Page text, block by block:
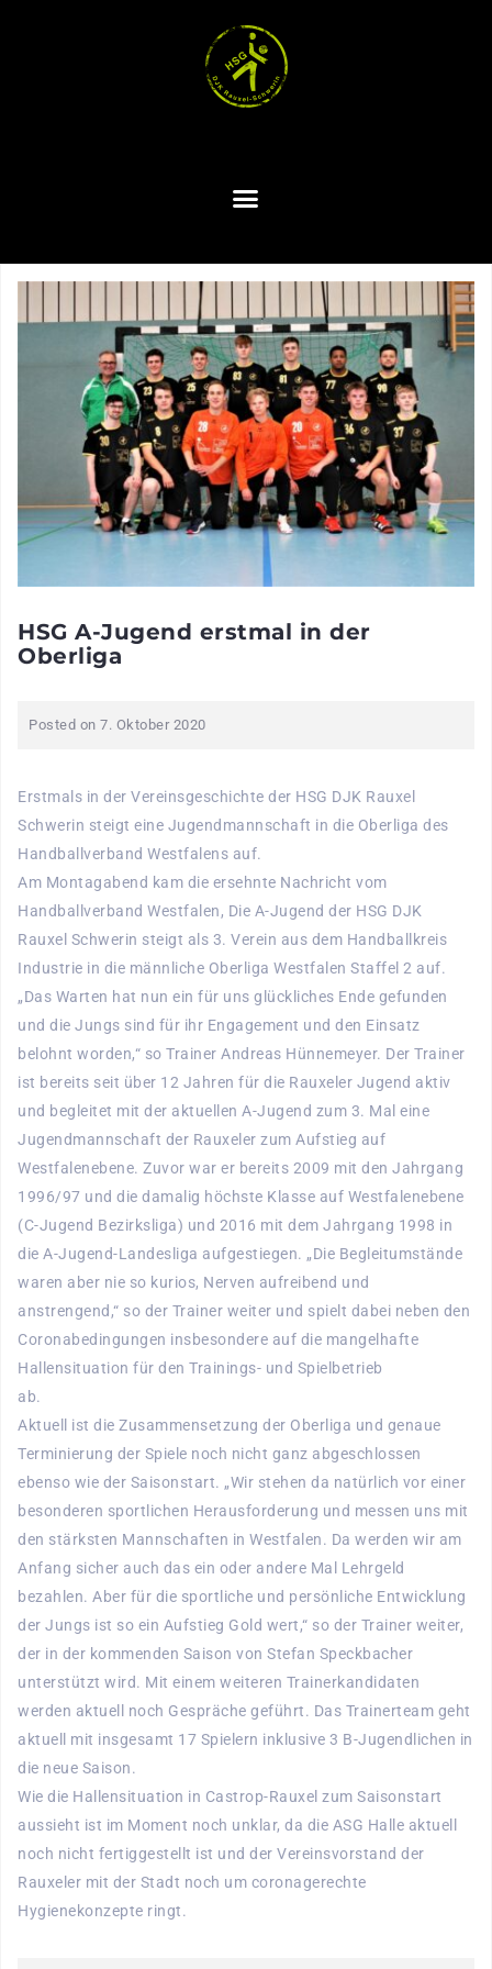
HSG A-Jugend erstmal in der
Oberliga
Posted on 7. Oktober 2020
Erstmals in der Vereinsgeschichte der HSG DJK Rauxel
Schwerin steigt eine Jugendmannschaft in die Oberliga des
Handballverband Westfalens auf.
Am Montagabend kam die ersehnte Nachricht vom
Handballverband Westfalen, Die A-Jugend der HSG DJK
Rauxel Schwerin steigt als 3. Verein aus dem Handballkreis
Industrie in die männliche Oberliga Westfalen Staffel 2 auf.
„Das Warten hat nun ein für uns glückliches Ende gefunden
und die Jungs sind für ihr Engagement und den Einsatz
belohnt worden,“ so Trainer Andreas Hünnemeyer. Der Trainer
ist bereits seit über 12 Jahren für die Rauxeler Jugend aktiv
und begleitet mit der aktuellen A-Jugend zum 3. Mal eine
Jugendmannschaft der Rauxeler zum Aufstieg auf
Westfalenebene. Zuvor war er bereits 2009 mit den Jahrgang
1996/97 und die damalig höchste Klasse auf Westfalenebene
(C-Jugend Bezirksliga) und 2016 mit dem Jahrgang 1998 in
die A-Jugend-Landesliga aufgestiegen. „Die Begleitumstände
waren aber nie so kurios, Nerven aufreibend und
anstrengend,“ so der Trainer weiter und spielt dabei neben den
Coronabedingungen insbesondere auf die mangelhafte
Hallensituation für den Trainings- und Spielbetrieb
ab.
Aktuell ist die Zusammensetzung der Oberliga und genaue
Terminierung der Spiele noch nicht ganz abgeschlossen
ebenso wie der Saisonstart. „Wir stehen da natürlich vor einer
besonderen sportlichen Herausforderung und messen uns mit
den stärksten Mannschaften in Westfalen. Da werden wir am
Anfang sicher auch das ein oder andere Mal Lehrgeld
bezahlen. Aber für die sportliche und persönliche Entwicklung
der Jungs ist so ein Aufstieg Gold wert,“ so der Trainer weiter,
der in der kommenden Saison von Stefan Speckbacher
unterstützt wird. Mit einem weiteren Trainerkandidaten
werden aktuell noch Gespräche geführt. Das Trainerteam geht
aktuell mit insgesamt 17 Spielern inklusive 3 B-Jugendlichen in
die neue Saison.
Wie die Hallensituation in Castrop-Rauxel zum Saisonstart
aussieht ist im Moment noch unklar, da die ASG Halle aktuell
noch nicht fertiggestellt ist und der Vereinsvorstand der
Rauxeler mit der Stadt noch um coronagerechte
Hygienekonzepte ringt.